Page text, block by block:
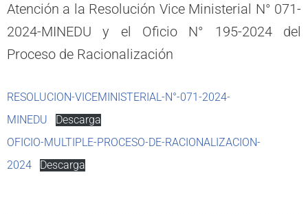
Atención a la Resolución Vice Ministerial N° 071-
2024-MINEDU y el Oficio N° 195-2024 del
Proceso de Racionalización
RESOLUCION-VICEMINISTERIAL-N°-071-2024-
MINEDU
Descarga
OFICIO-MULTIPLE-PROCESO-DE-RACIONALIZACION-
2024
Descarga